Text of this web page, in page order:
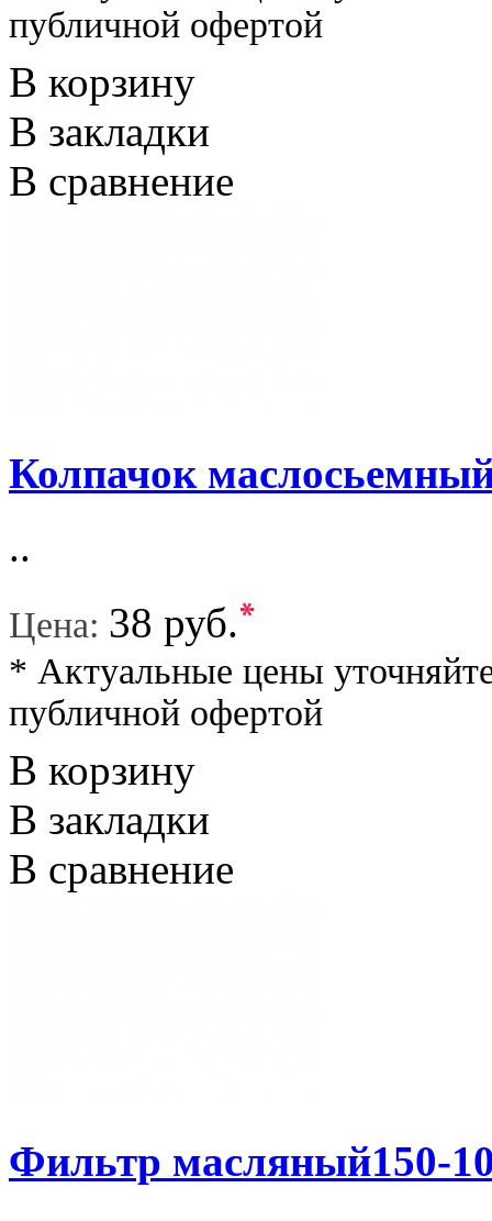
публичной офертой
В корзину
В закладки
В сравнение
Колпачок
..
Цена: 38 руб.*
* Актуальные цены
публичной офертой
В корзину
В закладки
В сравнение
Фильтр масляный150-